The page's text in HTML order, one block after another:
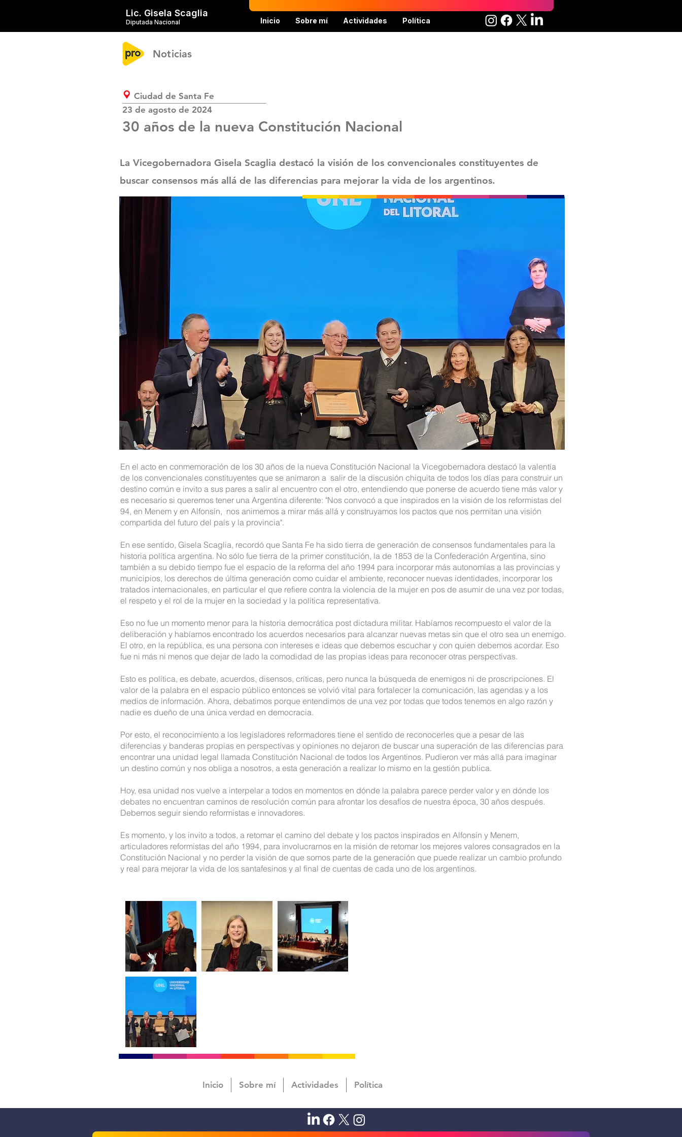
Diputada Nacional
Lic. Gisela Scaglia
Inicio Sobre mí Actividades Política
Noticias
Ciudad de Santa Fe
23 de agosto de 2024
30 años de la nueva Constitución Nacional
La Vicegobernadora Gisela Scaglia destacó la visión de los convencionales constituyentes de
buscar consensos más allá de las diferencias para mejorar la vida de los argentinos.
En el acto en conmemoración de los 30 años de la nueva Constitución Nacional la Vicegobernadora destacó la valentía
de los convencionales constituyentes que se animaron a salir de la discusión chiquita de todos los días para construir un
destino común e invito a sus pares a salir al encuentro con el otro, entendiendo que ponerse de acuerdo tiene más valor y
es necesario si queremos tener una Argentina diferente: "Nos convocó a que inspirados en la visión de los reformistas del
94, en Menem y en Alfonsín, nos animemos a mirar más allá y construyamos los pactos que nos permitan una visión
compartida del futuro del país y la provincia".
En ese sentido, Gisela Scaglia, recordó que Santa Fe ha sido tierra de generación de consensos fundamentales para la
historia política argentina. No sólo fue tierra de la primer constitución, la de 1853 de la Confederación Argentina, sino
también a su debido tiempo fue el espacio de la reforma del año 1994 para incorporar más autonomías a las provincias y
municipios, los derechos de última generación como cuidar el ambiente, reconocer nuevas identidades, incorporar los
tratados internacionales, en particular el que refiere contra la violencia de la mujer en pos de asumir de una vez por todas,
el respeto y el rol de la mujer en la sociedad y la política representativa.
Eso no fue un momento menor para la historia democrática post dictadura militar. Habíamos recompuesto el valor de la
deliberación y habíamos encontrado los acuerdos necesarios para alcanzar nuevas metas sin que el otro sea un enemigo.
El otro, en la república, es una persona con intereses e ideas que debemos escuchar y con quien debemos acordar. Eso
fue ni más ni menos que dejar de lado la comodidad de las propias ideas para reconocer otras perspectivas.
Esto es política, es debate, acuerdos, disensos, críticas, pero nunca la búsqueda de enemigos ni de proscripciones. El
valor de la palabra en el espacio público entonces se volvió vital para fortalecer la comunicación, las agendas y a los
medios de información. Ahora, debatimos porque entendimos de una vez por todas que todos tenemos en algo razón y
nadie es dueño de una única verdad en democracia.
Por esto, el reconocimiento a los legisladores reformadores tiene el sentido de reconocerles que a pesar de las
diferencias y banderas propias en perspectivas y opiniones no dejaron de buscar una superación de las diferencias para
encontrar una unidad legal llamada Constitución Nacional de todos los Argentinos. Pudieron ver más allá para imaginar
un destino común y nos obliga a nosotros, a esta generación a realizar lo mismo en la gestión publica.
Hoy, esa unidad nos vuelve a interpelar a todos en momentos en dónde la palabra parece perder valor y en dónde los
debates no encuentran caminos de resolución común para afrontar los desafíos de nuestra época, 30 años después.
Debemos seguir siendo reformistas e innovadores.
Es momento, y los invito a todos, a retomar el camino del debate y los pactos inspirados en Alfonsín y Menem,
articuladores reformistas del año 1994, para involucrarnos en la misión de retomar los mejores valores consagrados en la
Constitución Nacional y no perder la visión de que somos parte de la generación que puede realizar un cambio profundo
y real para mejorar la vida de los santafesinos y al final de cuentas de cada uno de los argentinos.
Inicio Sobre mí Actividades Política